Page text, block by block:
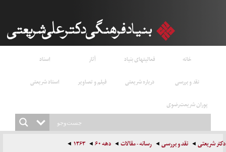
خانه فعالیتهای بنیاد آثار
اسناد
نقد و بررسی
درباره شریعتی فیلم و تصاویر
استاد شریعتی
پوران شریعت‌رضوی
دکتر شریعتی نقد و بررسی رسانه - مقالات دهه ۶۰ ۱۳۶۳